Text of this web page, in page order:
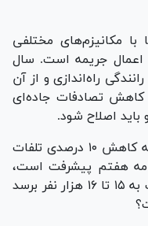
با مکانیزم‌های مختلفی
اعمال جریمه است. سال
راه‌اندازی و از آن
کاهش تصادفات جاده‌ای
باید اصلاح شود.
معاون اول رئیس‌جمهور با بیان اینکه کاهش ۱۰ درصدی تلفات
هفتم پیشرفت است،
گفت: بر این اساس باید تعداد تلفات به ۱۵ تا ۱۶ هزار نفر برسد